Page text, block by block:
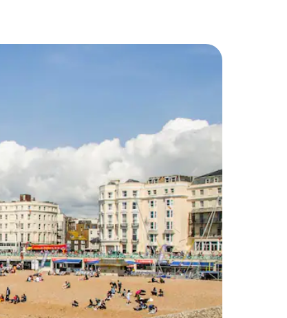
и надолу или навигирайте с докосване или плъзгане.